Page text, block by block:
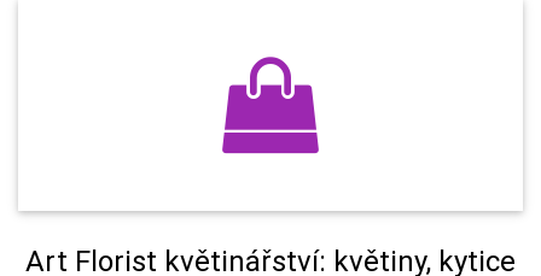
Art Florist květinářství: květiny, kytice